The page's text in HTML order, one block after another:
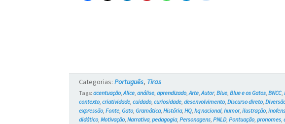
Categorias:Português, Tiras
Tags:acentuação,Alice,análise,aprendizado,Arte,Autor,Blue,Blue e os Gatos,BNCC,
contexto,criatividade,cuidado,curiosidade,desenvolvimento,Discurso direto,
expressão,Fonte,Gato,Gramática,História,HQ,hq nacional,humor,ilustração,
didático,Motivação,Narrativa,pedagogia,Personagens,PNLD,Pontuação,pronomes,